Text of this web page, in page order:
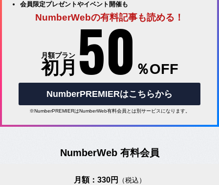
会員限定プレゼントやイベント開催も
NumberWebの有料記事も読める！
月額プラン
初月 50 ％OFF
NumberPREMIERはこちらから
※NumberPREMIERはNumberWeb有料会員とは別サービスになります。
NumberWeb 有料会員
月額：330円 （税込）